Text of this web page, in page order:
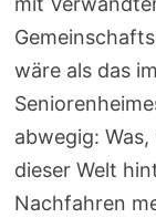
wäre als das
abwegig:
dieser Welt
Nachfahren